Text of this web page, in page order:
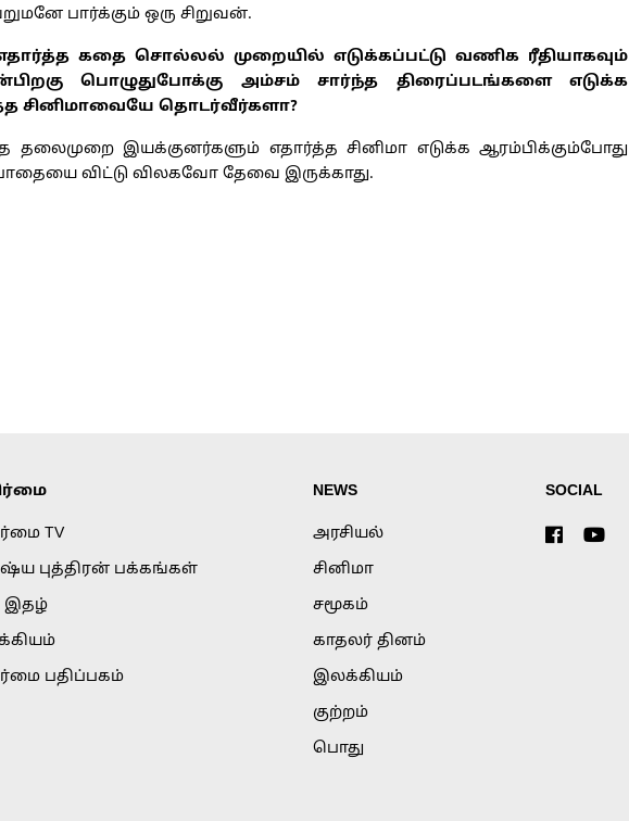
பார்க்கும் ஒரு சிறுவன்.
கதை சொல்லல் முறையில் எடுக்கப்பட்டு வணிக ரீதியாகவும்
பொழுதுபோக்கு அம்சம் சார்ந்த திரைப்படங்களை எடுக்க
சினிமாவையே தொடர்வீர்களா?
தலைமுறை இயக்குனர்களும் எதார்த்த சினிமா எடுக்க ஆரம்பிக்கும்போது
விட்டு விலகவோ தேவை இருக்காது.
TV
புத்திரன் பக்கங்கள்
இதழ்
பதிப்பகம்
NEWS
அரசியல்
சினிமா
சமூகம்
காதலர் தினம்
இலக்கியம்
குற்றம்
பொது
SOCIAL